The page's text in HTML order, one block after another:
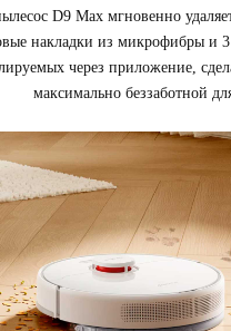
D9 Max мгновенно
накладки из микрофибры и 3
через приложение,
максимально беззаботной